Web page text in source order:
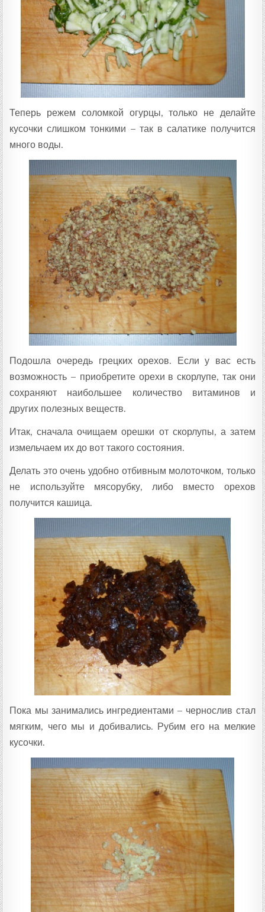
Теперь режем соломкой огурцы, только не делайте
кусочки слишком тонкими – так в салатике получится
много воды.
Подошла очередь грецких орехов. Если у вас есть
возможность – приобретите орехи в скорлупе, так они
сохраняют наибольшее количество витаминов и
других полезных веществ.
Итак, сначала очищаем орешки от скорлупы, а затем
измельчаем их до вот такого состояния.
Делать это очень удобно отбивным молоточком, только
не используйте мясорубку, либо вместо орехов
получится кашица.
Пока мы занимались ингредиентами – чернослив стал
мягким, чего мы и добивались. Рубим его на мелкие
кусочки.